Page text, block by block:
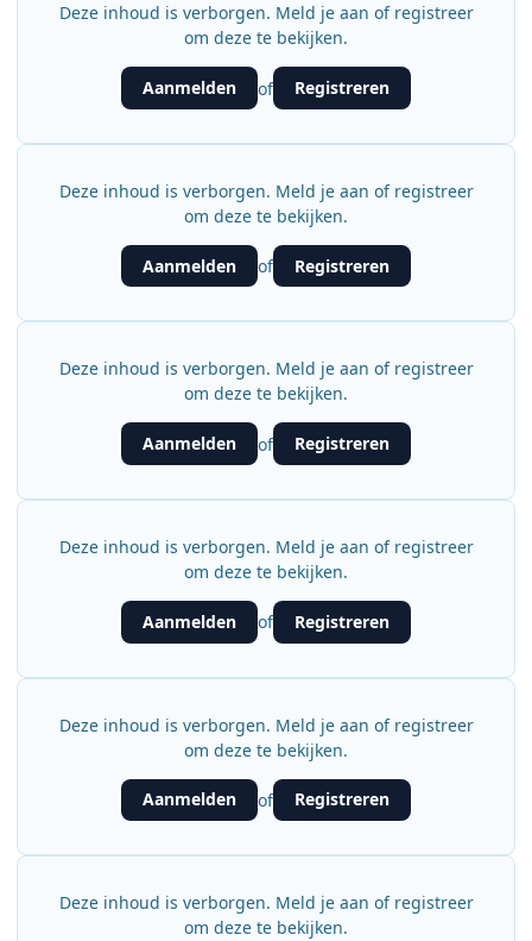
Deze inhoud is verborgen. Meld je aan of registreer
om deze te bekijken.
Aanmelden of Registreren
Deze inhoud is verborgen. Meld je aan of registreer
om deze te bekijken.
Aanmelden of Registreren
Deze inhoud is verborgen. Meld je aan of registreer
om deze te bekijken.
Aanmelden of Registreren
Deze inhoud is verborgen. Meld je aan of registreer
om deze te bekijken.
Aanmelden of Registreren
Deze inhoud is verborgen. Meld je aan of registreer
om deze te bekijken.
Aanmelden of Registreren
Deze inhoud is verborgen. Meld je aan of registreer
om deze te bekijken.